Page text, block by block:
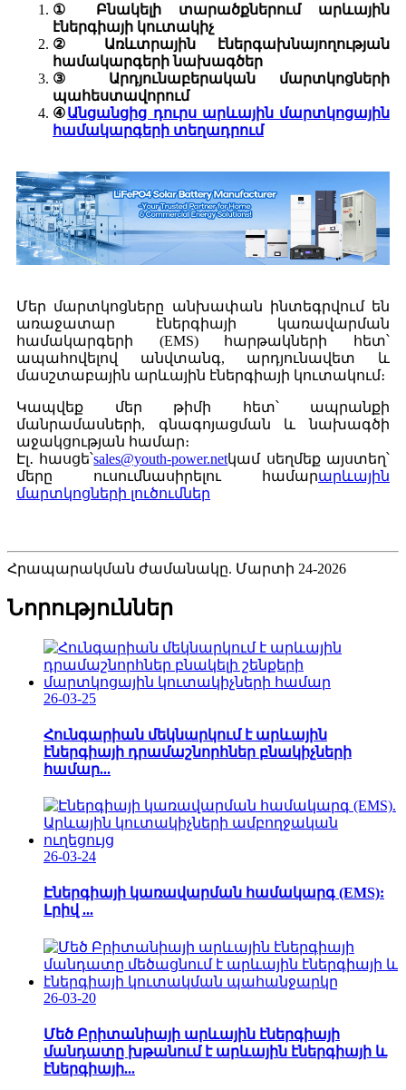
① Բնակելի տարածքներում արևային
էներգիայի կուտակիչ
② Առևտրային էներգախնայողության
համակարգերի նախագծեր
③ Արդյունաբերական մարտկոցների
պահեստավորում
④Անցանցից դուրս արևային մարտկոցային
համակարգերի տեղադրում
Մեր մարտկոցները անխափան ինտեգրվում են
առաջատար էներգիայի կառավարման
համակարգերի (EMS) հարթակների հետ՝
ապահովելով անվտանգ, արդյունավետ և
մասշտաբային արևային էներգիայի կուտակում։
Կապվեք մեր թիմի հետ՝ ապրանքի
մանրամասների, գնագոյացման և նախագծի
աջակցության համար։
Էլ․ հասցե՝sales@youth-power.netկամ սեղմեք այստեղ՝
մերը ուսումնասիրելու համարարևային
մարտկոցների լուծումներ
Հրապարակման ժամանակը. Մարտի 24-2026
Նորություններ
26-03-25
Հունգարիան մեկնարկում է արևային
էներգիայի դրամաշնորհներ բնակիչների
համար...
26-03-24
Էներգիայի կառավարման համակարգ (EMS):
Լրիվ ...
26-03-20
Մեծ Բրիտանիայի արևային էներգիայի
մանդատը խթանում է արևային էներգիայի և
էներգիայի...